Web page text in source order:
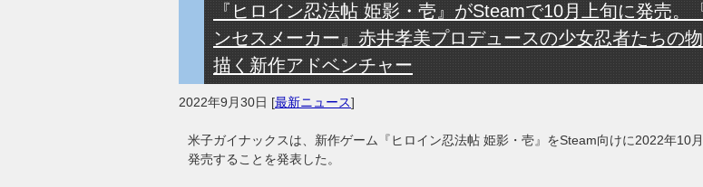
『ヒロイン忍法帖 姫影・壱』がSteamで10月上旬に発売。
ンセスメーカー』赤井孝美プロデュースの少女忍者たちの
描く新作アドベンチャー
2022年9月30日 [最新ニュース]
米子ガイナックスは、新作ゲーム『ヒロイン忍法帖 姫影・壱』をSteam向けに2022年10
発売することを発表した。